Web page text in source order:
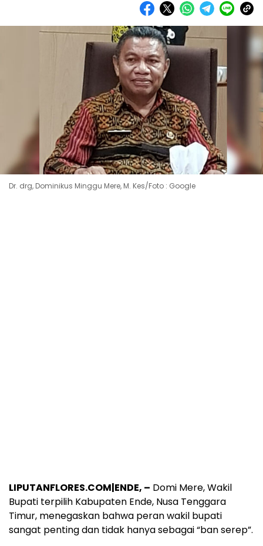
Dr. drg, Dominikus Minggu Mere, M. Kes/Foto : Google
LIPUTANFLORES.COM|ENDE, – Domi Mere, Wakil
Bupati terpilih Kabupaten Ende, Nusa Tenggara
Timur, menegaskan bahwa peran wakil bupati
sangat penting dan tidak hanya sebagai “ban serep”.